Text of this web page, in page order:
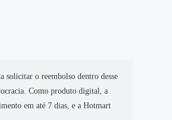
solicitar o reembolso dentro desse
Como produto digital, a
em até 7 dias, e a Hotmart